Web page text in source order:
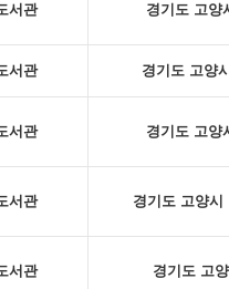
서관 경기도 고양
서관 경기도 고양
서관 경기도 고양
서관 경기도 고양시
서관 경기도 고